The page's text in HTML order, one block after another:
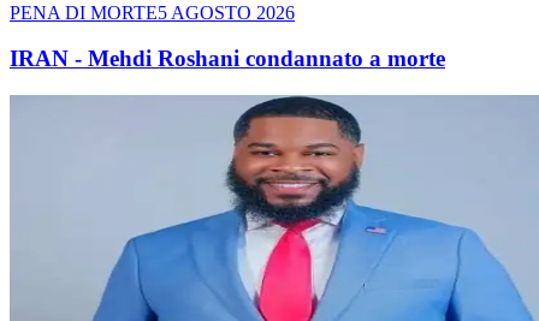
PENA DI MORTE5 AGOSTO 2026
IRAN - Mehdi Roshani condannato a morte